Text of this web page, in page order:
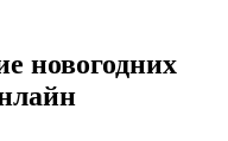
новогодних